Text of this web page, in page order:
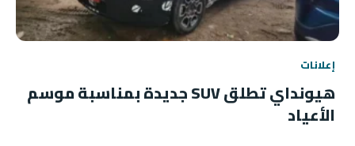
إعلانات
هيونداي تطلق SUV جديدة بمناسبة موسم
الأعياد